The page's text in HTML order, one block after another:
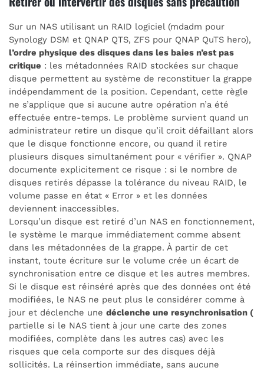
Sur un NAS utilisant un RAID logiciel (mdadm pour
Synology DSM et QNAP QTS, ZFS pour QNAP QuTS hero),
l’ordre physique des disques dans les baies n’est pas
critique : les métadonnées RAID stockées sur chaque
disque permettent au système de reconstituer la grappe
indépendamment de la position. Cependant, cette règle
ne s’applique que si aucune autre opération n’a été
effectuée entre-temps. Le problème survient quand un
administrateur retire un disque qu’il croit défaillant alors
que le disque fonctionne encore, ou quand il retire
plusieurs disques simultanément pour « vérifier ». QNAP
documente explicitement ce risque : si le nombre de
disques retirés dépasse la tolérance du niveau RAID, le
volume passe en état « Error » et les données
deviennent inaccessibles.
Lorsqu’un disque est retiré d’un NAS en fonctionnement,
le système le marque immédiatement comme absent
dans les métadonnées de la grappe. À partir de cet
instant, toute écriture sur le volume crée un écart de
synchronisation entre ce disque et les autres membres.
Si le disque est réinséré après que des données ont été
modifiées, le NAS ne peut plus le considérer comme à
jour et déclenche une déclenche une resynchronisation (
partielle si le NAS tient à jour une carte des zones
modifiées, complète dans les autres cas) avec les
risques que cela comporte sur des disques déjà
sollicités. La réinsertion immédiate, sans aucune